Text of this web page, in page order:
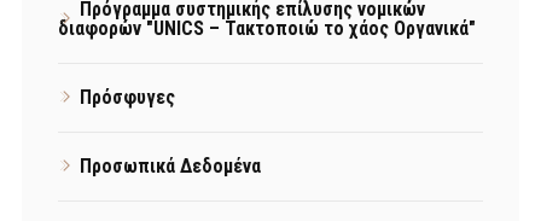
Πρόγραμμα συστημικής επίλυσης νομικών
διαφορών "UNICS – Τακτοποιώ το χάος Οργανικά"
Πρόσφυγες
Προσωπικά Δεδομένα